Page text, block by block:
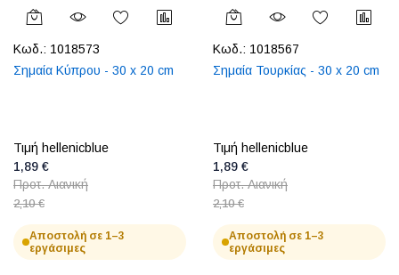
Κωδ.: 1018573
Σημαία Κύπρου - 30 x 20 cm
Τιμή hellenicblue
1,89 €
Προτ. Λιανική
2,10 €
Αποστολή σε 1–3
εργάσιμες
Κωδ.: 1018567
Σημαία Τουρκίας - 30 x 20 cm
Τιμή hellenicblue
1,89 €
Προτ. Λιανική
2,10 €
Αποστολή σε 1–3
εργάσιμες